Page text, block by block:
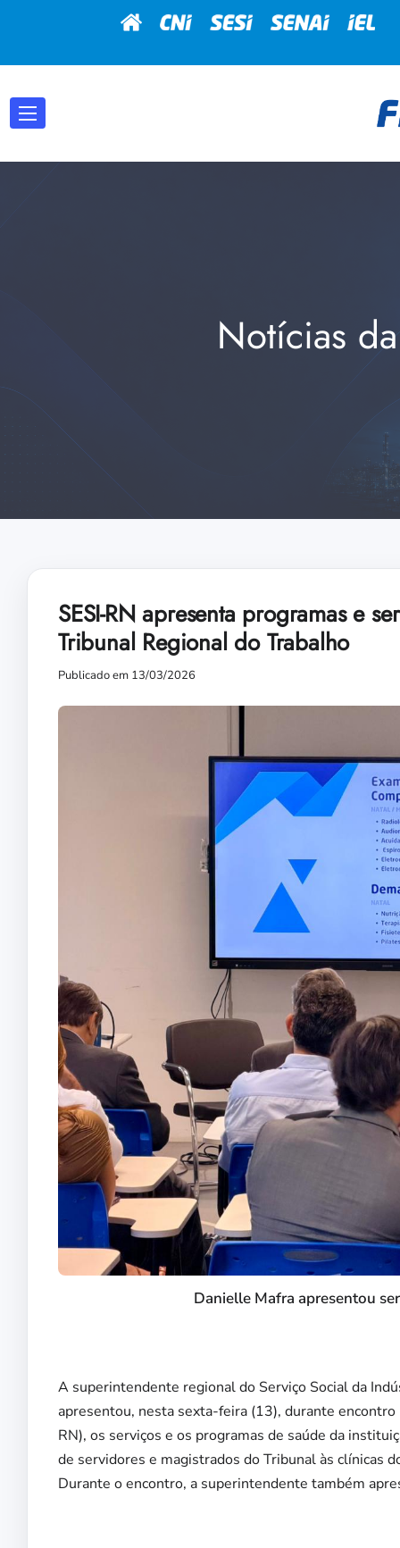
Notícias
SESI-RN apresenta programas e
Tribunal Regional do Trabalho
Publicado em 13/03/2026
Danielle Mafra apresentou
A superintendente regional do Serviço Social da
apresentou, nesta sexta-feira (13), durante
RN), os serviços e os programas de saúde da
de servidores e magistrados do Tribunal às clínicas
Durante o encontro, a superintendente também